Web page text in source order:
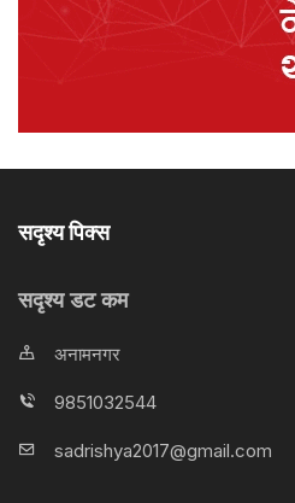
सदृश्य पिक्स
सदृश्य डट कम
अनामनगर
9851032544
sadrishya2017@gmail.com